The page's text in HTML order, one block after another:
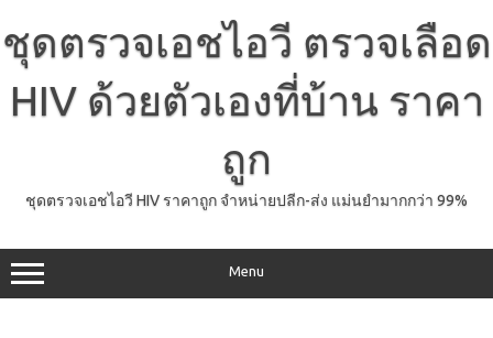
content
ชุดตรวจเอชไอวี ตรวจเลือด
HIV ด้วยตัวเองที่บ้าน ราคา
ถูก
ชุดตรวจเอชไอวี HIV ราคาถูก จำหน่ายปลีก-ส่ง แม่นยำมากกว่า 99%
Menu